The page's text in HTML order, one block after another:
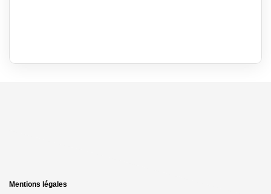
Mentions légales